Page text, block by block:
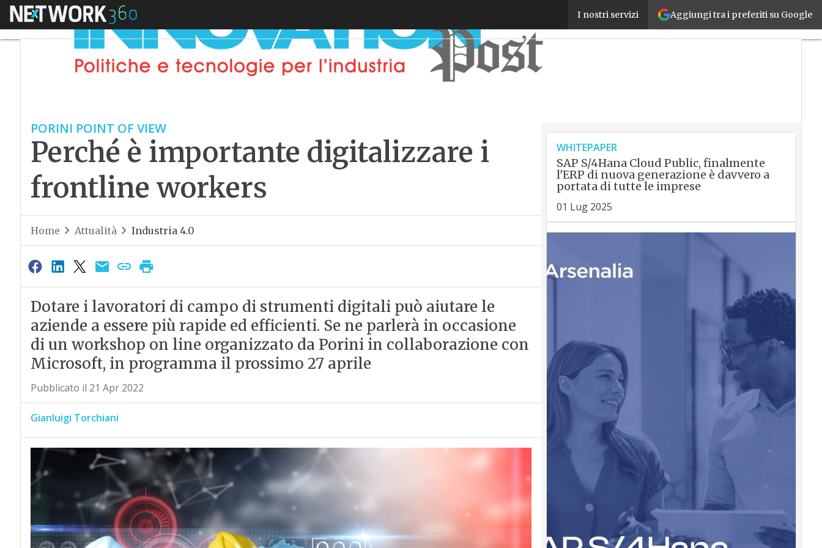
Aggiungi tra i preferiti su Google
I nostri servizi
Menu Perché è importante digitalizzare i frontline
PORINI POINT OF VIEW
Perché è importante digitalizzare i
frontline workers
Home Attualità Industria 4.0
Dotare i lavoratori di campo di strumenti digitali può aiutare le
aziende a essere più rapide ed efficienti. Se ne parlerà in occasione
di un workshop on line organizzato da Porini in collaborazione con
Microsoft, in programma il prossimo 27 aprile
Pubblicato il 21 Apr 2022
Gianluigi Torchiani
WHITEPAPER
SAP S/4Hana Cloud Public, finalmente
l'ERP di nuova generazione è davvero a
portata di tutte le imprese
01 Lug 2025